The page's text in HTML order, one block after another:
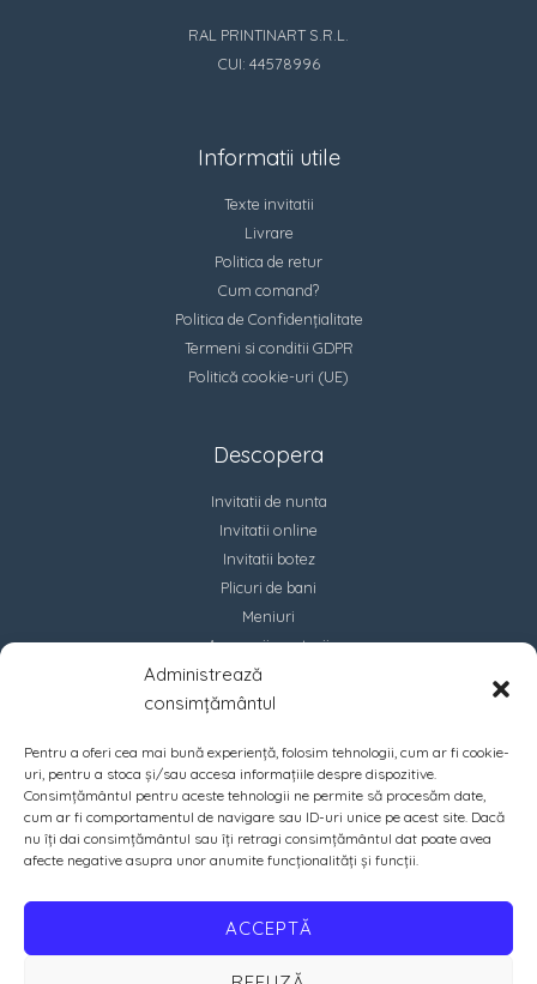
Administrează
consimțământul
Pentru a oferi cea mai bună experiență, folosim tehnologii, cum ar fi cookie-
uri, pentru a stoca și/sau accesa informațiile despre dispozitive.
Consimțământul pentru aceste tehnologii ne permite să procesăm date,
cum ar fi comportamentul de navigare sau ID-uri unice pe acest site. Dacă
nu îți dai consimțământul sau îți retragi consimțământul dat poate avea
afecte negative asupra unor anumite funcționalități și funcții.
ACCEPTĂ
RAL PRINTINART S.R.L.
CUI: 44578996
Informatii utile
Texte invitatii
Livrare
Politica de retur
Cum comand?
Politica de Confidențialitate
Termeni si conditii GDPR
Politică cookie-uri (UE)
Descopera
Invitatii de nunta
Invitatii online
Invitatii botez
Plicuri de bani
Meniuri
Accesorii marturii
Contact